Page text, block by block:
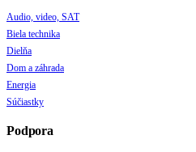
Audio, video, SAT
Biela technika
Dielňa
Dom a záhrada
Energia
Súčiastky
Podpora